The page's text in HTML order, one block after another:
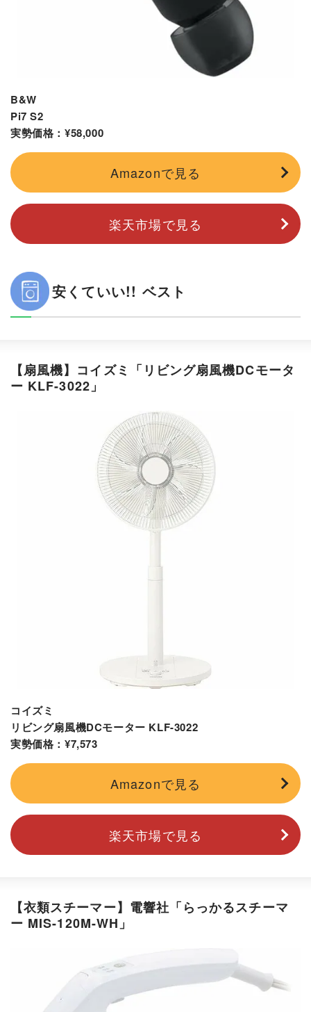
B&W
Pi7 S2
実勢価格：¥58,000
Amazonで見る
楽天市場で見る
安くていい!! ベスト
【扇風機】コイズミ「リビング扇風機DCモータ
ー KLF-3022」
コイズミ
リビング扇風機DCモーター KLF-3022
実勢価格：¥7,573
Amazonで見る
楽天市場で見る
【衣類スチーマー】電響社「らっかるスチーマ
ー MIS-120M-WH」